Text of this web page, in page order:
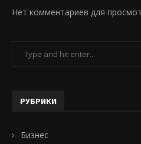
Нет комментариев для
РУБРИКИ
Бизнес